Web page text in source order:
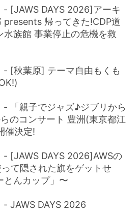
[JAWS DAYS 2026]アーキ
presents 帰ってきた!CDP道
水族館 事業停止の危機を救
[秋葉原] テーマ自由もくも
「親子でジャズ♪ジブリから
のコンサート 豊洲(東京都江
催決定!
[JAWS DAYS 2026]AWSの
て隠された旗をゲットせ
とんカップ」〜
JAWS DAYS 2026